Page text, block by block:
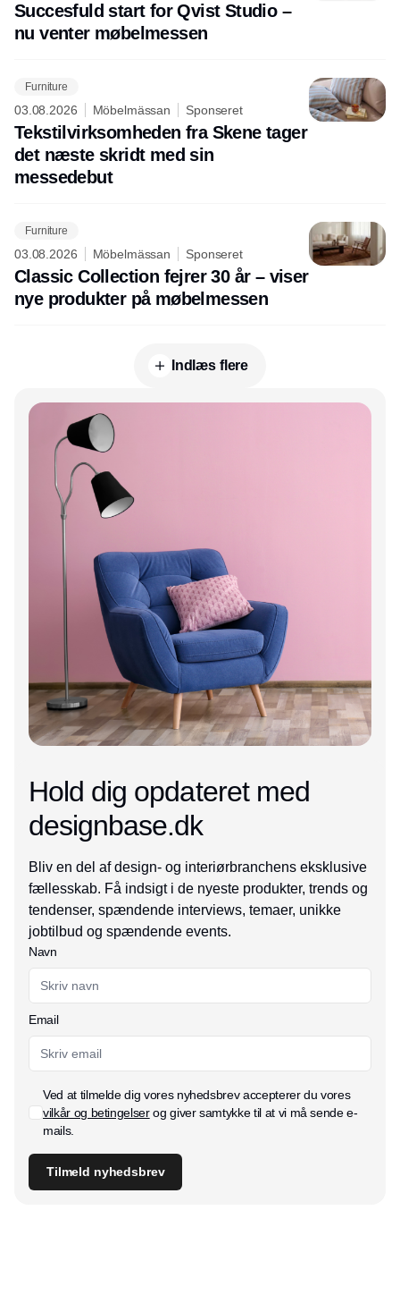
Succesfuld start for Qvist Studio –
nu venter møbelmessen
Furniture
03.08.2026 Möbelmässan Sponseret
Tekstilvirksomheden fra Skene tager
det næste skridt med sin
messedebut
Furniture
03.08.2026 Möbelmässan Sponseret
Classic Collection fejrer 30 år – viser
nye produkter på møbelmessen
Indlæs flere
Hold dig opdateret med
designbase.dk
Bliv en del af design- og interiørbranchens eksklusive
fællesskab. Få indsigt i de nyeste produkter, trends og
tendenser, spændende interviews, temaer, unikke
jobtilbud og spændende events.
Navn
Email
Ved at tilmelde dig vores nyhedsbrev accepterer du vores
vilkår og betingelserog giver samtykke til at vi må sende e-
mails.
Tilmeld nyhedsbrev